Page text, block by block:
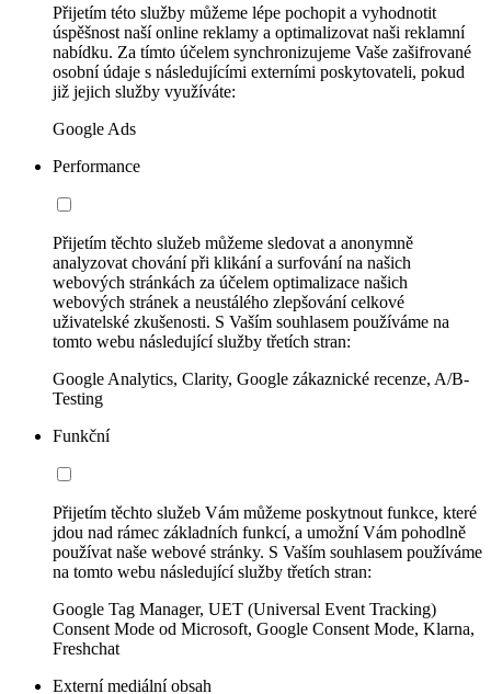
Přijetím této služby můžeme lépe pochopit a vyhodnotit
úspěšnost naší online reklamy a optimalizovat naši reklamní
nabídku. Za tímto účelem synchronizujeme Vaše zašifrované
osobní údaje s následujícími externími poskytovateli, pokud
již jejich služby využíváte:
Google Ads
Performance
Přijetím těchto služeb můžeme sledovat a anonymně
analyzovat chování při klikání a surfování na našich
webových stránkách za účelem optimalizace našich
webových stránek a neustálého zlepšování celkové
uživatelské zkušenosti. S Vaším souhlasem používáme na
tomto webu následující služby třetích stran:
Google Analytics, Clarity, Google zákaznické recenze, A/B-
Testing
Funkční
Přijetím těchto služeb Vám můžeme poskytnout funkce, které
jdou nad rámec základních funkcí, a umožní Vám pohodlně
používat naše webové stránky. S Vaším souhlasem používáme
na tomto webu následující služby třetích stran:
Google Tag Manager, UET (Universal Event Tracking)
Consent Mode od Microsoft, Google Consent Mode, Klarna,
Freshchat
Externí mediální obsah